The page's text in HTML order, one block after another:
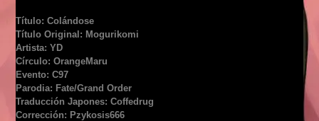
Título: Colándose
Título Original: Mogurikomi
Artista: YD
Círculo: OrangeMaru
Evento: C97
Parodia: Fate/Grand Order
Traducción Japones: Coffedrug
Corrección: Pzykosis666